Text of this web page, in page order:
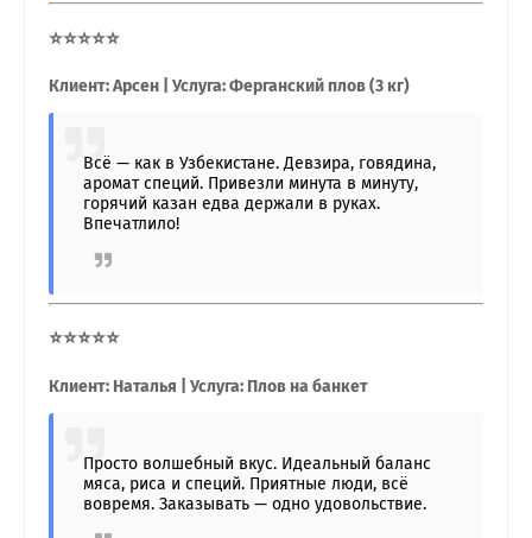
⭐⭐⭐⭐⭐
Клиент: Арсен | Услуга: Ферганский плов (3 кг)
Всё — как в Узбекистане. Девзира, говядина,
аромат специй. Привезли минута в минуту,
горячий казан едва держали в руках.
Впечатлило!
⭐⭐⭐⭐⭐
Клиент: Наталья | Услуга: Плов на банкет
Просто волшебный вкус. Идеальный баланс
мяса, риса и специй. Приятные люди, всё
вовремя. Заказывать — одно удовольствие.